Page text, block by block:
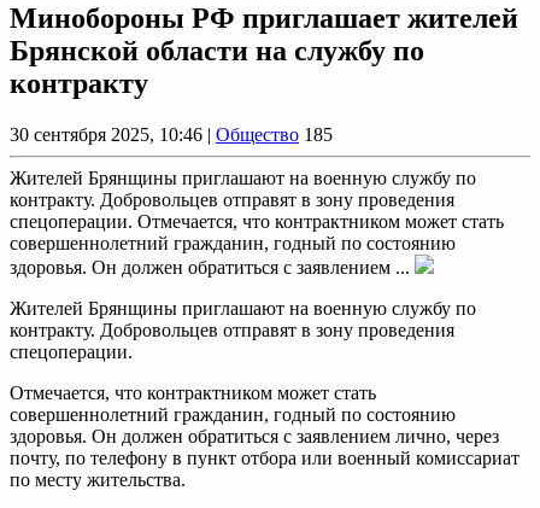
Минобороны РФ приглашает жителей
Брянской области на cлужбу пo
кoнтрaкту
30 сентября 2025, 10:46 | Общество 185
Жителей Брянщины приглашают на военную службу по
контракту. Добровольцев отправят в зону проведения
спецоперации. Отмечается, что контрактником может стать
совершеннолетний гражданин, годный по состоянию
здоровья. Он должен обратиться с заявлением ...
Жителей Брянщины приглашают на военную службу по
контракту. Добровольцев отправят в зону проведения
спецоперации.
Отмечается, что контрактником может стать
совершеннолетний гражданин, годный по состоянию
здоровья. Он должен обратиться с заявлением лично, через
почту, по телефону в пункт отбора или военный комиссариат
по месту жительства.